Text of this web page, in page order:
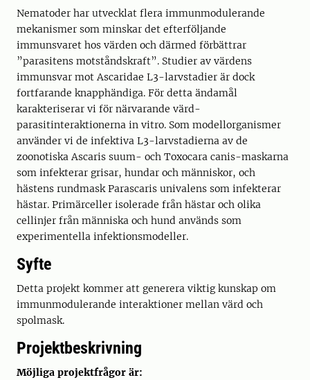
Nematoder har utvecklat flera immunmodulerande
mekanismer som minskar det efterföljande
immunsvaret hos värden och därmed förbättrar
”parasitens motståndskraft”. Studier av värdens
immunsvar mot Ascaridae L3-larvstadier är dock
fortfarande knapphändiga. För detta ändamål
karakteriserar vi för närvarande värd-
parasitinteraktionerna in vitro. Som modellorganismer
använder vi de infektiva L3-larvstadierna av de
zoonotiska Ascaris suum- och Toxocara canis-maskarna
som infekterar grisar, hundar och människor, och
hästens rundmask Parascaris univalens som infekterar
hästar. Primärceller isolerade från hästar och olika
cellinjer från människa och hund används som
experimentella infektionsmodeller.
Syfte
Detta projekt kommer att generera viktig kunskap om
immunmodulerande interaktioner mellan värd och
spolmask.
Projektbeskrivning
Möjliga projektfrågor är: